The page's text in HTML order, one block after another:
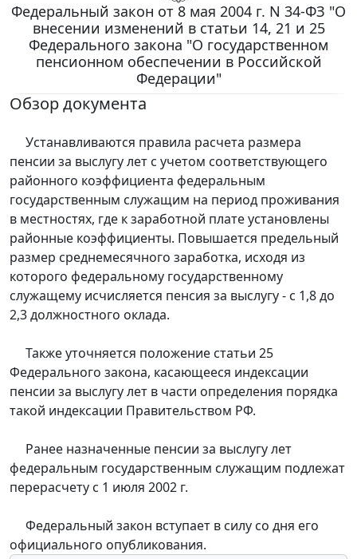
Федеральный закон от 8 мая 2004 г. N 34-ФЗ "О
внесении изменений в статьи 14, 21 и 25
Федерального закона "О государственном
пенсионном обеспечении в Российской
Федерации"
Обзор документа
Устанавливаются правила расчета размера
пенсии за выслугу лет с учетом соответствующего
районного коэффициента федеральным
государственным служащим на период проживания
в местностях, где к заработной плате установлены
районные коэффициенты. Повышается предельный
размер среднемесячного заработка, исходя из
которого федеральному государственному
служащему исчисляется пенсия за выслугу - с 1,8 до
2,3 должностного оклада.
Также уточняется положение статьи 25
Федерального закона, касающееся индексации
пенсии за выслугу лет в части определения порядка
такой индексации Правительством РФ.
Ранее назначенные пенсии за выслугу лет
федеральным государственным служащим подлежат
перерасчету с 1 июля 2002 г.
Федеральный закон вступает в силу со дня его
официального опубликования.